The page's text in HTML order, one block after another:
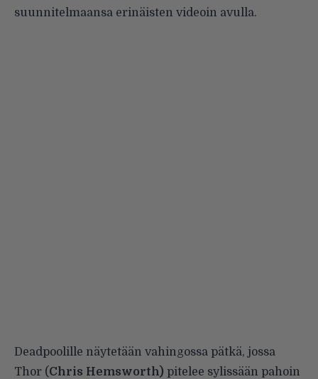
suunnitelmaansa erinäisten videoin avulla.
Deadpoolille näytetään vahingossa pätkä, jossa
Thor (Chris Hemsworth) pitelee sylissään pahoin